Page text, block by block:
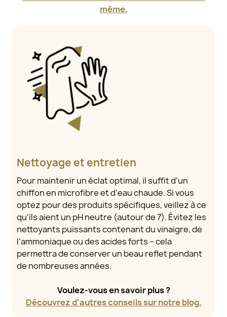
même.
Nettoyage et entretien
Pour maintenir un éclat optimal, il suffit d’un
chiffon en microfibre et d’eau chaude. Si vous
optez pour des produits spécifiques, veillez à ce
qu’ils aient un pH neutre (autour de 7). Évitez les
nettoyants puissants contenant du vinaigre, de
l’ammoniaque ou des acides forts – cela
permettra de conserver un beau reflet pendant
de nombreuses années.
Voulez-vous en savoir plus ?
Découvrez d’autres conseils sur notre blog.